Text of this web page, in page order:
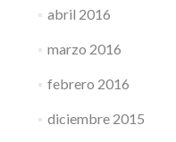
abril 2016
marzo 2016
febrero 2016
diciembre 2015